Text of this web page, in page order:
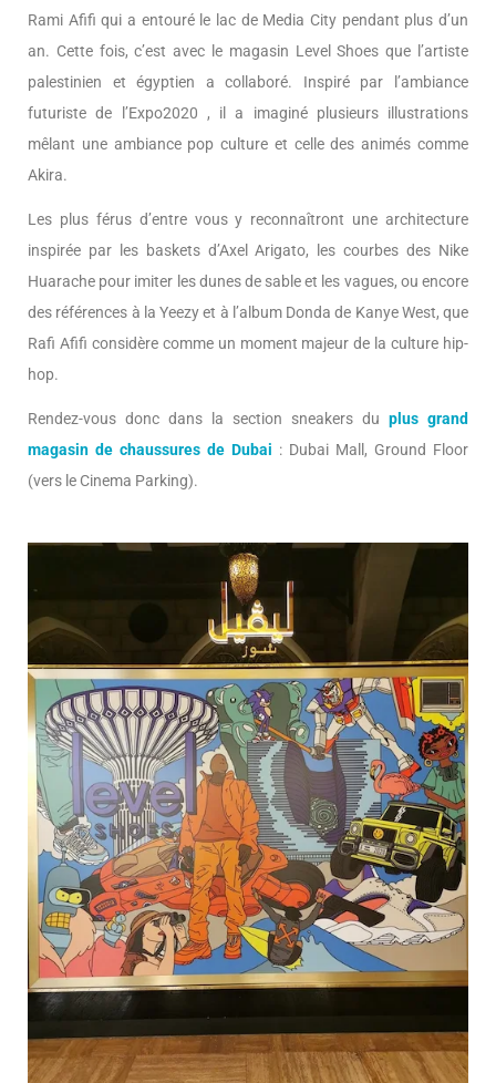
Rami Afifi qui a entouré le lac de Media City pendant plus d’un
an. Cette fois, c’est avec le magasin Level Shoes que l’artiste
palestinien et égyptien a collaboré. Inspiré par l’ambiance
futuriste de l’Expo2020 , il a imaginé plusieurs illustrations
mêlant une ambiance pop culture et celle des animés comme
Akira.
Les plus férus d’entre vous y reconnaîtront une architecture
inspirée par les baskets d’Axel Arigato, les courbes des Nike
Huarache pour imiter les dunes de sable et les vagues, ou encore
des références à la Yeezy et à l’album Donda de Kanye West, que
Rafi Afifi considère comme un moment majeur de la culture hip-
hop.
Rendez-vous donc dans la section sneakers du plus grand
magasin de chaussures de Dubai : Dubai Mall, Ground Floor
(vers le Cinema Parking).